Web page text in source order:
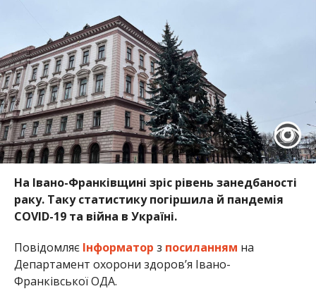
На Івано-Франківщині зріс рівень занедбаності
раку. Таку статистику погіршила й пандемія
COVID-19 та війна в Україні.
Повідомляє Інформатор з посиланням на
Департамент охорони здоров’я Івано-
Франківської ОДА.